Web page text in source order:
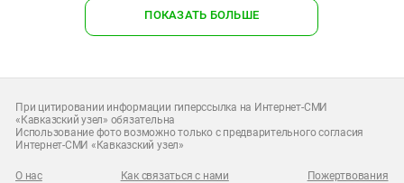
ПОКАЗАТЬ БОЛЬШЕ
При цитировании информации гиперссылка на Интернет-СМИ
«Кавказский узел» обязательна
Использование фото возможно только с предварительного согласия
Интернет-СМИ «Кавказский узел»
О нас Как связаться с нами Пожертвования